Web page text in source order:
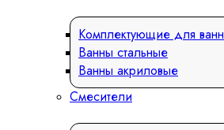
Комплектующие для ванн
Ванны стальные
Ванны акриловые
Смесители